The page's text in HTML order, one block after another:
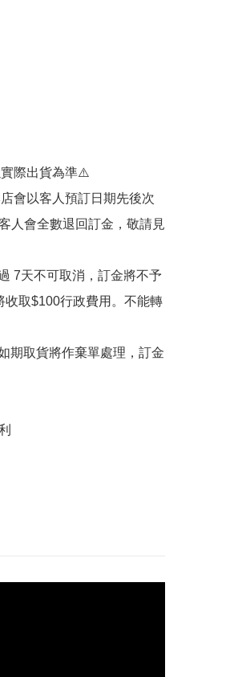
際出貨為準⚠️
會以客人預訂日期先後次
人會全數退回訂金，敬請見
7天不可取消，訂金將不予
取$100行政費用。不能轉
期取貨將作棄單處理，訂金